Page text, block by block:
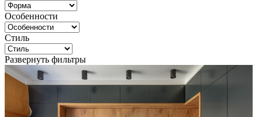
Особенности
Стиль
Развернуть фильтры